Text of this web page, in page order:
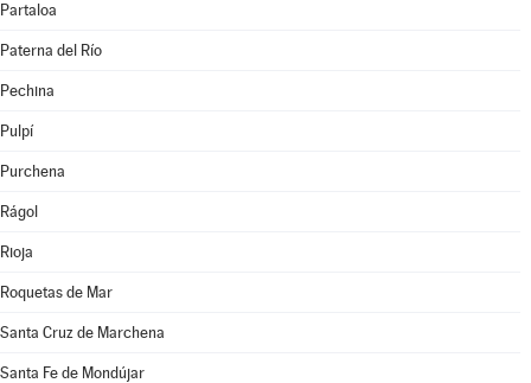
Partaloa
Paterna del Río
Pechina
Pulpí
Purchena
Rágol
Rioja
Roquetas de Mar
Santa Cruz de Marchena
Santa Fe de Mondújar